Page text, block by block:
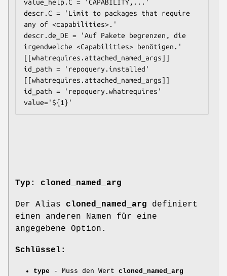
value_help.C = 'CAPABILITY,...'
descr.C = 'Limit to packages that require
any of <capabilities>.'
descr.de_DE = 'Auf Pakete begrenzen, die
irgendwelche <Capabilities> benötigen.'
[[whatrequires.attached_named_args]]
id_path = 'repoquery.installed'
[[whatrequires.attached_named_args]]
id_path = 'repoquery.whatrequires'
Typ: cloned_named_arg
Der Alias cloned_named_arg definiert
einen anderen Namen für eine
angegebene Option.
Schlüssel:
type - Muss den Wert cloned_named_arg